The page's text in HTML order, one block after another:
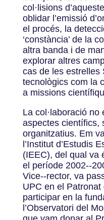
col·lisions
oblidar l’emissió
el procés, la
‘constància’ de la
altra banda i de
explorar altres
cas de les estrelles
tecnològics com la
a missions
La col·laboració
aspectes científics,
organitzatius. Em
l’Institut d’Estudis
(IEEC), del qual va
el període 2002-­
Vice-­‐rector, va
UPC en el Patronat
participar en la
l’Observatori del